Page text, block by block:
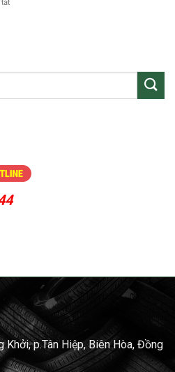
Uyên
tôở
Sóng
p.Tân Hiệp, Biên Hòa, Đồng